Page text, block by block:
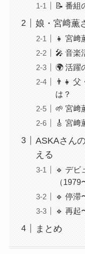
📝 番組
娘・宮﨑薫
👧 宮﨑
🎤 音楽
🌍 活躍
👨‍👧 父
は？
🌱 宮﨑
🎸 宮﨑
ASKAさん
える
🔹 デビ
（1979
🔹 停滞
🔹 再起
まとめ